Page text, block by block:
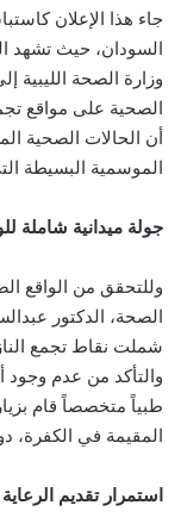
جاء هذا الإعلان
السودان، حيث تشهد
وزارة الصحة الليبية
الصحية على مواقع
أن الحالات الصحية
الموسمية البسيطة
جولة ميدانية شاملة
وللتحقق من الواقع
الصحة، الدكتور
شملت نقاط تجمع
والتأكد من عدم
طبياً متخصصاً قام
المقيمة في الكفرة،
استمرار تقديم